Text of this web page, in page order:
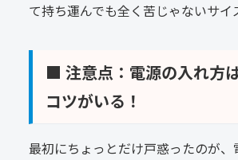
て持ち運んでも全く苦じゃないサイ
■ 注意点：電源の入れ方
コツがいる！
最初にちょっとだけ戸惑ったのが、